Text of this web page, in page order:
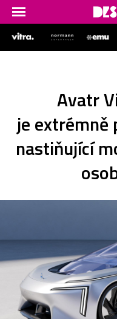
Avatr
je extrémně
nastiňující